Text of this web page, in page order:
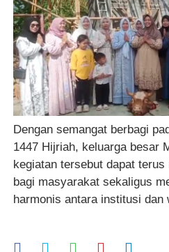
Dengan semangat berbagi
1447 Hijriah, keluarga besar
kegiatan tersebut dapat
bagi masyarakat sekaligus
harmonis antara institusi dan